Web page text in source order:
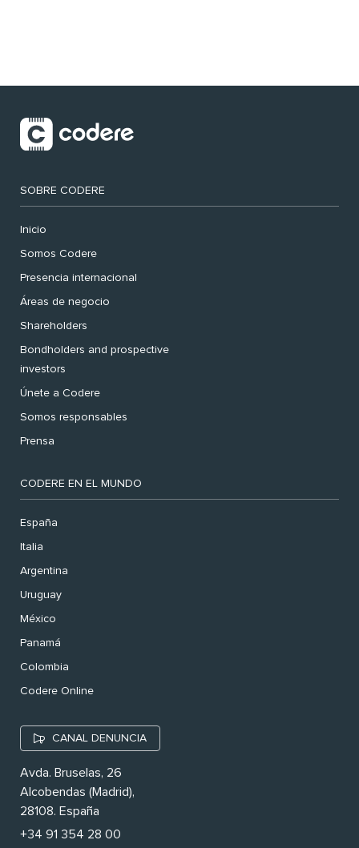
SOBRE CODERE
Inicio
Somos Codere
Presencia internacional
Áreas de negocio
Shareholders
Bondholders and prospective
investors
Únete a Codere
Somos responsables
Prensa
CODERE EN EL MUNDO
España
Italia
Argentina
Uruguay
México
Panamá
Colombia
Codere Online
CANAL DENUNCIA
Avda. Bruselas, 26
Alcobendas (Madrid),
28108. España
+34 91 354 28 00